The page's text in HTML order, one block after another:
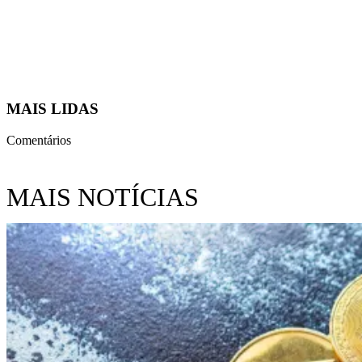
MAIS LIDAS
Comentários
MAIS NOTÍCIAS